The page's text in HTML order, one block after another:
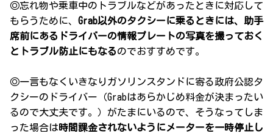
◎忘れ物や乗車中のトラブルなどがあったときに対応して
もらうために、 Grab以外のタクシーに乗るときには、助手
席前にあるドライバーの情報プレートの写真を撮っておく
とトラブル防止にもなるのでおすすめです。
◎一言もなくいきなりガソリンスタンドに寄る政府公認タ
クシーのドライバー（Grabはあらかじめ料金が決まったい
るので大丈夫です。）がたまにいるので、そうなってしま
った場合は時間課金されないようにメーターを一時停止し